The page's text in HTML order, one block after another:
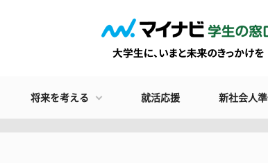
将来を考える 就活応援 新社会人